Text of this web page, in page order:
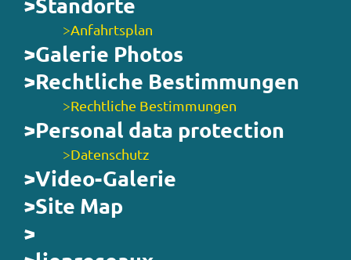
>Anfahrtsplan
>Galerie Photos
>Rechtliche Bestimmungen
>Rechtliche Bestimmungen
>Personal data protection
>Datenschutz
>Video-Galerie
>Site Map
>